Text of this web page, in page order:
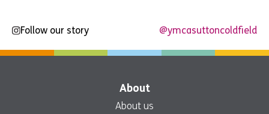
Follow our story @ymcasuttoncoldfield
About
About us